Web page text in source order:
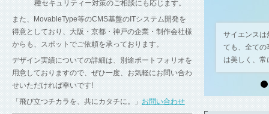
種セキュリティー対策のご相談にも応じます。
また、MovableType等のCMS基盤のITシステム開発を
得意としており、大阪・京都・神戸の企業・制作会社様
からも、スポットでご依頼を承っております。
デザイン実績についての詳細は、別途ポートフォリオを
用意しておりますので、ぜひ一度、お気軽にお問い合わ
せいただければ幸いです!
「飛び立つチカラを、共にカタチに。」 お問い合わせ
僕はいろんな方との出会いが大好きです。
まずは、お気軽に「お問い合わせ
ばと思います。
サイエンスは
ても、全ての
は美しく、